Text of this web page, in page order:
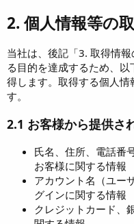
2. 個人情報等の
当社は、後記「3. 取得情
る目的を達成するため、
得します。取得する個人
す。
2.1 お客様から提供さ
氏名、住所、電話番
お客様に関する情報
アカウント名（ユー
グインに関する情報
クレジットカード、